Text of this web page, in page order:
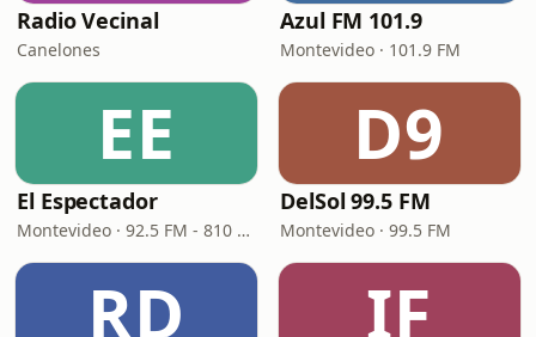
Radio Vecinal
Canelones
Azul FM 101.9
Montevideo · 101.9 FM
EE
El Espectador
Montevideo · 92.5 FM - 810 AM
D9
DelSol 99.5 FM
Montevideo · 99.5 FM
RD IF